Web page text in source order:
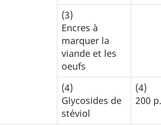
(3)
Encres à
marquer la
viande et les
oeufs
(4)
Glycosides de
stéviol
(4)
200